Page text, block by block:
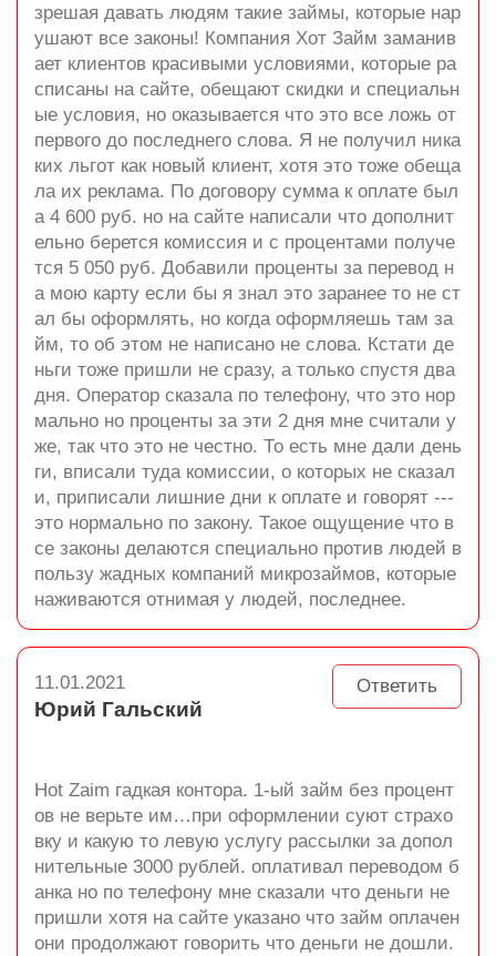
зрешая давать людям такие займы, которые нар
ушают все законы! Компания Хот Займ заманив
ает клиентов красивыми условиями, которые ра
списаны на сайте, обещают скидки и специальн
ые условия, но оказывается что это все ложь от
первого до последнего слова. Я не получил ника
ких льгот как новый клиент, хотя это тоже обеща
ла их реклама. По договору сумма к оплате был
а 4 600 руб. но на сайте написали что дополнит
ельно берется комиссия и с процентами получе
тся 5 050 руб. Добавили проценты за перевод н
а мою карту если бы я знал это заранее то не ст
ал бы оформлять, но когда оформляешь там за
йм, то об этом не написано не слова. Кстати де
ньги тоже пришли не сразу, а только спустя два
дня. Оператор сказала по телефону, что это нор
мально но проценты за эти 2 дня мне считали у
же, так что это не честно. То есть мне дали день
ги, вписали туда комиссии, о которых не сказал
и, приписали лишние дни к оплате и говорят ---
это нормально по закону. Такое ощущение что в
се законы делаются специально против людей в
пользу жадных компаний микрозаймов, которые
наживаются отнимая у людей, последнее.
Ответить
11.01.2021
Юрий Гальский
Hot Zaim гадкая контора. 1-ый займ без процент
ов не верьте им…при оформлении суют страхо
вку и какую то левую услугу рассылки за допол
нительные 3000 рублей. оплативал переводом б
анка но по телефону мне сказали что деньги не
пришли хотя на сайте указано что займ оплачен
они продолжают говорить что деньги не дошли.